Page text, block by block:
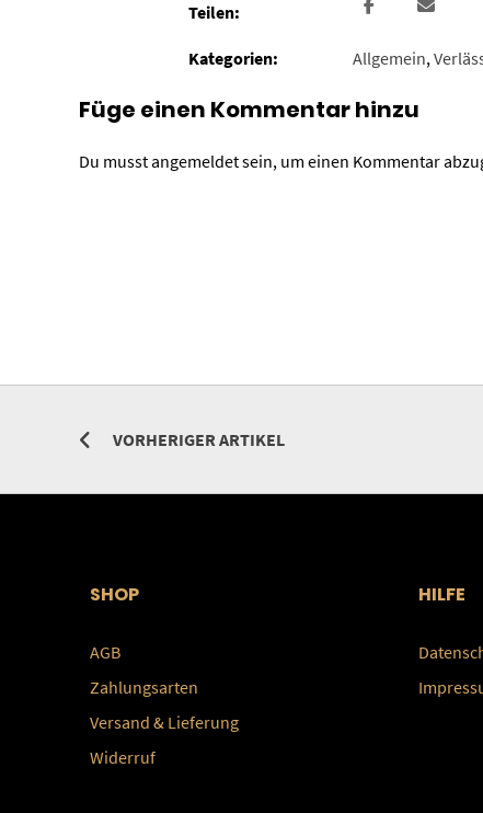
Teilen:
Kategorien: Allgemein,
Füge einen Kommentar hinzu
Du musstangemeldetsein, um einen Kommentar
VORHERIGER ARTIKEL
SHOP
AGB
Zahlungsarten
Versand & Lieferung
Widerruf
HILFE